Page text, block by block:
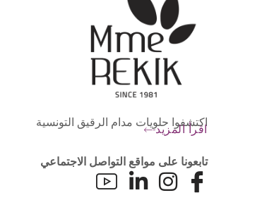
اكتشفوا حلويات مدام الرقيق التونسية
اقرأ المزيد
تابعونا على مواقع التواصل الاجتماعي